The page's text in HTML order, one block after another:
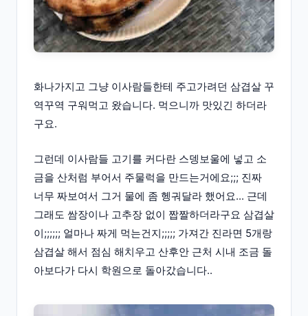
화나가지고 그냥 이사람들한테 주고가려던 삼겹살 꾸
역꾸역 구워먹고 왔습니다. 먹으니까 맛있긴 하더라
구요.
그런데 이사람들 고기를 커다란 스뎅보울에 넣고 소
금을 산처럼 부어서 주물럭을 만드는거에요;;; 진짜
너무 짜보여서 그거 물에 좀 헹궈달라 했어요... 근데
그래도 쌈장이나 고추장 없이 짭짤하더라구요 삼겹살
이;;;;;; 얼마나 짜게 먹는건지;;;;; 가져간 진라면 5개랑
삼겹살 해서 점심 해치우고 산후안 근처 시내 조금 돌
아보다가 다시 학원으로 돌아갔습니다..